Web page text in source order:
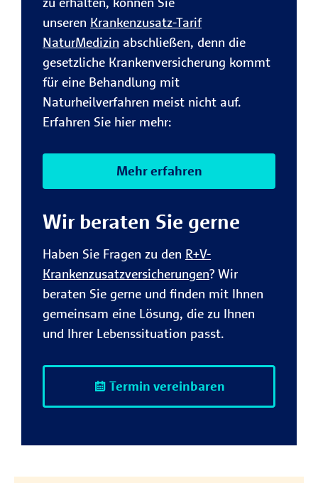
unseren Krankenzusatz-Tarif
NaturMedizin abschließen, denn die
gesetzliche Krankenversicherung kommt
für eine Behandlung mit
Naturheilverfahren meist nicht auf.
Erfahren Sie hier mehr:
Mehr erfahren
Wir beraten Sie gerne
Haben Sie Fragen zu den R+V-
Krankenzusatzversicherungen? Wir
beraten Sie gerne und finden mit Ihnen
gemeinsam eine Lösung, die zu Ihnen
und Ihrer Lebenssituation passt.
Termin vereinbaren